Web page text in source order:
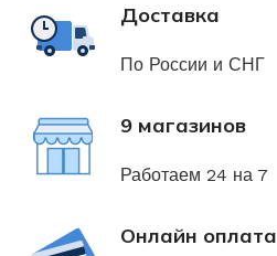
Доставка
По России и СНГ
9 магазинов
Работаем 24 на 7
Онлайн оплата